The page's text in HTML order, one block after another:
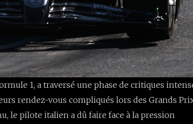
1, a traversé une phase de critiques
rendez-vous compliqués lors des Grands
le pilote italien a dû faire face à la pression